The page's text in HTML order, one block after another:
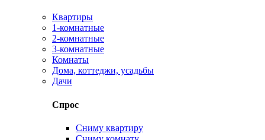
Квартиры
1-комнатные
2-комнатные
3-комнатные
Комнаты
Дома, коттеджи, усадьбы
Дачи
Спрос
Сниму квартиру